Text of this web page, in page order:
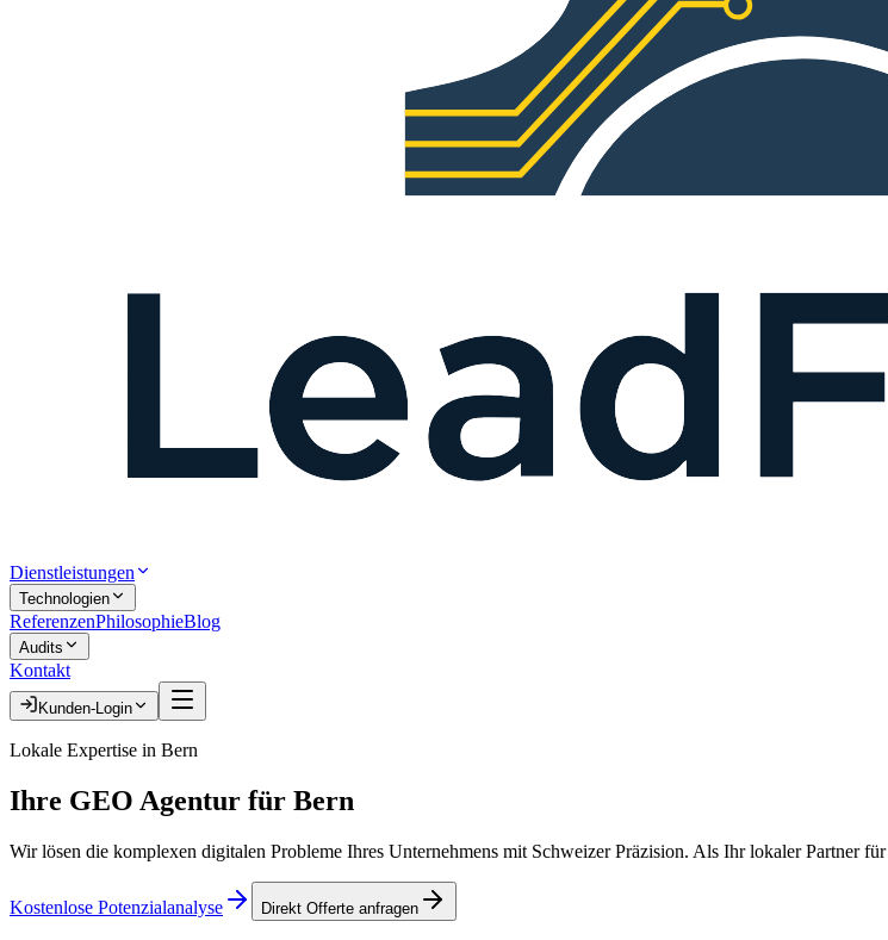
Dienstleistungen
Technologien
ReferenzenPhilosophieBlog
Audits
Kontakt
Kunden-Login
Lokale Expertise in Bern
Ihre GEO Agentur für Bern
Wir lösen die komplexen digitalen Probleme Ihres Unternehmens mit Schweizer Präzision. Als Ihr lokaler Partner für
Kostenlose Potenzialanalyse Direkt Offerte anfragen